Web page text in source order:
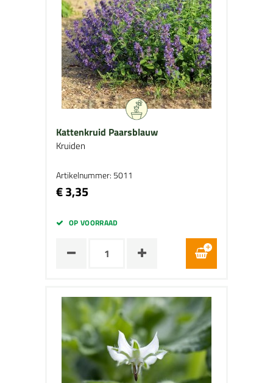
Kattenkruid Paarsblauw
Kruiden
Artikelnummer: 5011
€ 3,35
OP VOORRAAD